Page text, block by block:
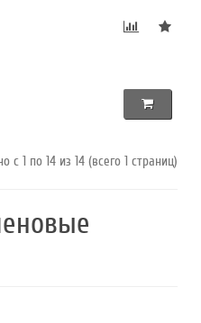
с 1 по 14 из 14 (всего 1 страниц)